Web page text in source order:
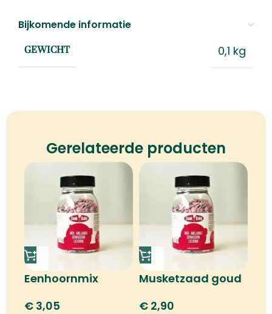
Bijkomende informatie
GEWICHT 0,1 kg
Gerelateerde producten
Eenhoornmix
€ 3,05
Musketzaad goud
€ 2,90